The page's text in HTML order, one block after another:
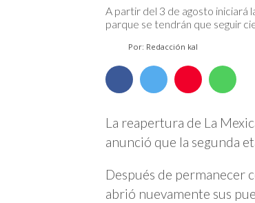
A partir del 3 de agosto iniciará
parque se tendrán que seguir
Por: Redacción kal
La reapertura de La
anunció que la segunda
Después de permanecer
abrió nuevamente sus